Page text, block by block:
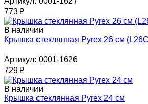
773 ₽
В наличии
Крышка стеклянная Pyrex 26 см
Артикул: 0001-1626
729 ₽
В наличии
Крышка стеклянная Pyrex 24 см